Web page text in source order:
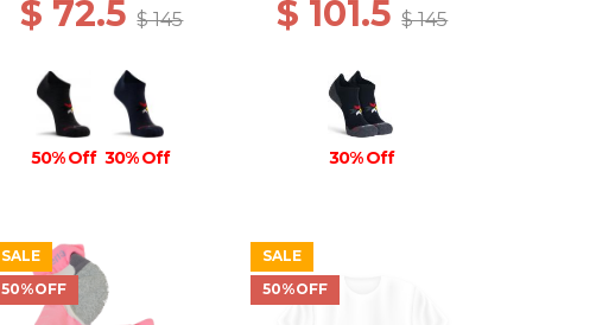
$ 72.5$ 145
50% Off 30% Off
$ 101.5$ 145
30% Off
SALE
50%OFF
SALE
50%OFF